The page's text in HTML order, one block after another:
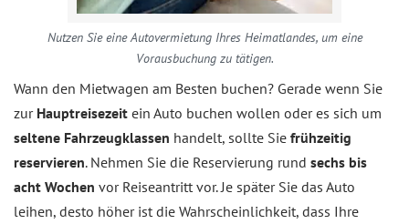
Nutzen Sie eine Autovermietung Ihres Heimatlandes, um eine
Vorausbuchung zu tätigen.
Wann den Mietwagen am Besten buchen? Gerade wenn Sie
zur Hauptreisezeit ein Auto buchen wollen oder es sich um
seltene Fahrzeugklassen handelt, sollte Sie frühzeitig
reservieren. Nehmen Sie die Reservierung rund sechs bis
acht Wochen vor Reiseantritt vor. Je später Sie das Auto
leihen, desto höher ist die Wahrscheinlichkeit, dass Ihre